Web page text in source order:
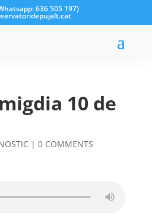
636 505 197)
10 de
| 0 COMMENTS